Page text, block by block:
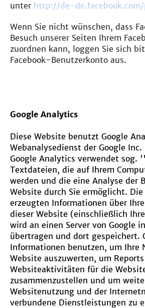
unter http://de-
Wenn Sie nicht wünschen, dass
Besuch unserer Seiten Ihrem
zuordnen kann, loggen Sie sich
Facebook-Benutzerkonto aus.
Google Analytics
Diese Website benutzt Google
Webanalysedienst der Google
Google Analytics verwendet sog.
Textdateien, die auf Ihrem
werden und die eine Analyse der
Website durch Sie ermöglicht. Die
erzeugten Informationen über
dieser Website (einschließlich
wird an einen Server von Google
übertragen und dort gespeichert.
Informationen benutzen, um Ihre
Website auszuwerten, um
Websiteaktivitäten für die
zusammenzustellen und um
Websitenutzung und der
verbundene Dienstleistungen zu